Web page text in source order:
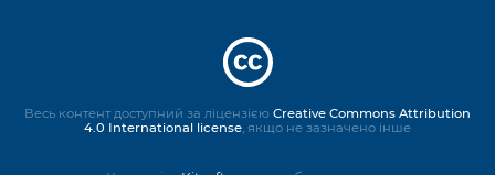
Весь контент доступний за ліцензією Creative Commons Attribution
4.0 International license, якщо не зазначено інше